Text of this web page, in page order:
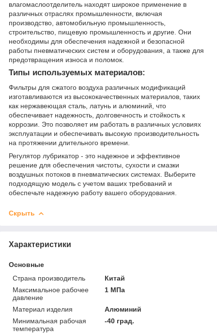
влагомаслоотделитель находят широкое применение в
различных отраслях промышленности, включая
производство, автомобильную промышленность,
строительство, пищевую промышленность и другие. Они
необходимы для обеспечения надежной и безопасной
работы пневматических систем и оборудования, а также для
предотвращения износа и поломок.
Типы используемых материалов:
Фильтры для сжатого воздуха различных модификаций
изготавливаются из высококачественных материалов, таких
как нержавеющая сталь, латунь и алюминий, что
обеспечивает надежность, долговечность и стойкость к
коррозии. Это позволяет им работать в различных условиях
эксплуатации и обеспечивать высокую производительность
на протяжении длительного времени.
Регулятор лубрикатор - это надежное и эффективное
решение для обеспечения чистоты, сухости и смазки
воздушных потоков в пневматических системах. Выберите
подходящую модель с учетом ваших требований и
обеспечьте надежную работу вашего оборудования.
Скрыть
Характеристики
Основные
Страна производитель
Китай
Максимальное рабочее
давление
1 МПа
Материал изделия
Алюминий
Минимальная рабочая
температура
-40 град.